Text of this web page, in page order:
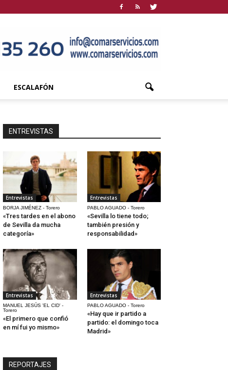
ESCALAFÓN
ENTREVISTAS
Entrevistas
BORJA JIMÉNEZ - Torero
«Tres tardes en el abono
de Sevilla da mucha
categoría»
Entrevistas
PABLO AGUADO - Torero
«Sevilla lo tiene todo;
también presión y
responsabilidad»
Entrevistas
MANUEL JESÚS 'EL CID' -
Torero
«El primero que confió
en mí fui yo mismo»
Entrevistas
PABLO AGUADO - Torero
«Hay que ir partido a
partido: el domingo toca
Madrid»
REPORTAJES